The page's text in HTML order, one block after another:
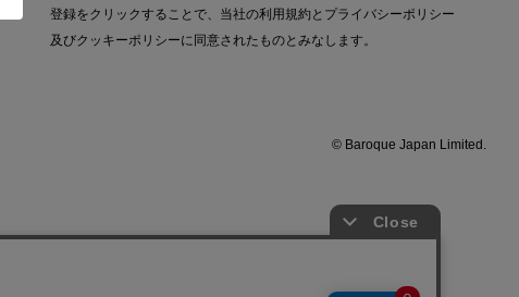
登録をクリックすることで、当社の利用規約 と プライバシーポリシー
及びクッキーポリシーに同意されたものとみなします。
© Baroque Japan Limited.